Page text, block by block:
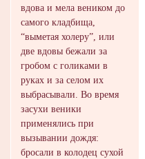
вдова и мела веником до
самого кладбища,
“выметая холеру”, или
две вдовы бежали за
гробом с голиками в
руках и за селом их
выбрасывали. Во время
засухи веники
применялись при
вызывании дождя:
бросали в колодец сухой